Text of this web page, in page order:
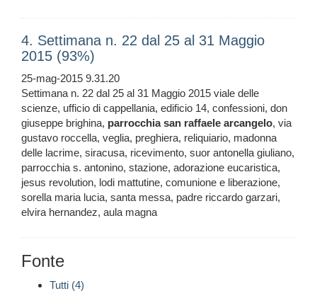
4. Settimana n. 22 dal 25 al 31 Maggio
2015 (93%)
25-mag-2015 9.31.20
Settimana n. 22 dal 25 al 31 Maggio 2015 viale delle
scienze, ufficio di cappellania, edificio 14, confessioni, don
giuseppe brighina, parrocchia san raffaele arcangelo, via
gustavo roccella, veglia, preghiera, reliquiario, madonna
delle lacrime, siracusa, ricevimento, suor antonella giuliano,
parrocchia s. antonino, stazione, adorazione eucaristica,
jesus revolution, lodi mattutine, comunione e liberazione,
sorella maria lucia, santa messa, padre riccardo garzari,
elvira hernandez, aula magna
Fonte
Tutti (4)